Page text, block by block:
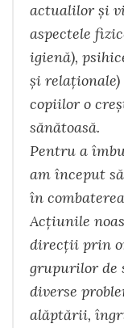
actualilor şi
aspectele
igienă),
şi
copiilor o
sănătoasă.
Pentru a
am început
în
Acţiunile
direcţii prin
grupurilor de
diverse
alăptării,